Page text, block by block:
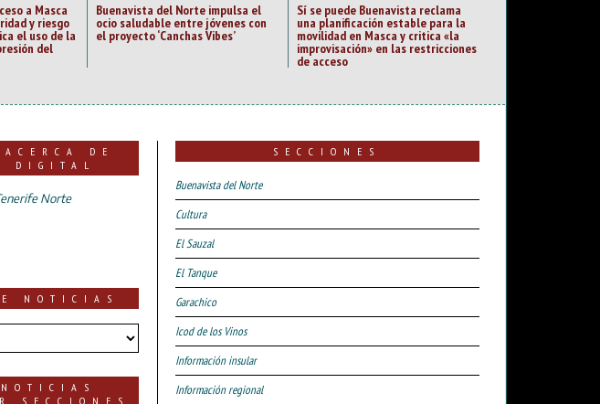
a Masca
y riesgo
el uso de la
del
Buenavista del Norte impulsa el
ocio saludable entre jóvenes con
el proyecto ‘Canchas Vibes’
Sí se puede Buenavista reclama
una planificación estable para la
movilidad en Masca y critica «la
improvisación» en las restricciones
de acceso
DE
DIGITAL
Norte
NOTICIAS
SECCIONES
SECCIONES
Buenavista del Norte
Cultura
El Sauzal
El Tanque
Garachico
Icod de los Vinos
Información insular
Información regional